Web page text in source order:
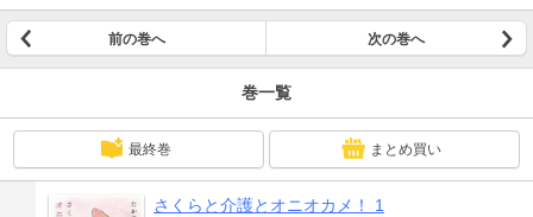
前の巻へ 次の巻へ
巻一覧
最終巻 まとめ買い
さくらと介護とオニオカメ！ 1